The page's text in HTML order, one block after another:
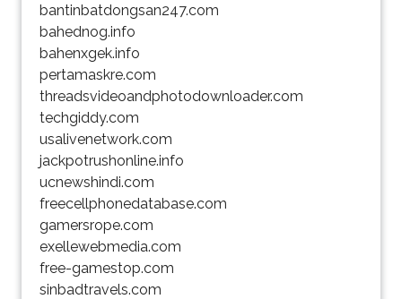
bantinbatdongsan247.com
bahednog.info
bahenxgek.info
pertamaskre.com
threadsvideoandphotodownloader.com
techgiddy.com
usalivenetwork.com
jackpotrushonline.info
ucnewshindi.com
freecellphonedatabase.com
gamersrope.com
exellewebmedia.com
free-gamestop.com
sinbadtravels.com